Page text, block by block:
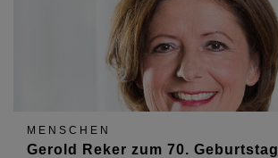
MENSCHEN
Gerold Reker zum 70. Geburtstag